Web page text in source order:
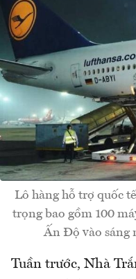
Lô hàng hỗ trợ quốc
trọng bao gồm 100
Ấn Độ vào sáng
Tuần trước, Nhà